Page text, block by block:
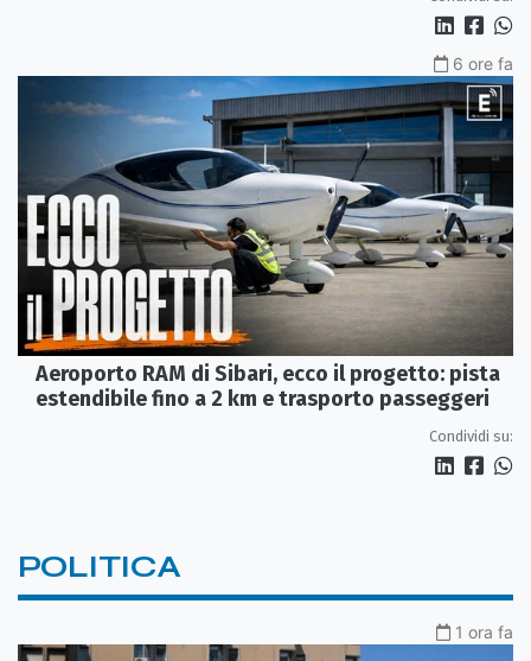
6 ore fa
Aeroporto RAM di Sibari, ecco il progetto: pista
estendibile fino a 2 km e trasporto passeggeri
Condividi su:
POLITICA
1 ora fa